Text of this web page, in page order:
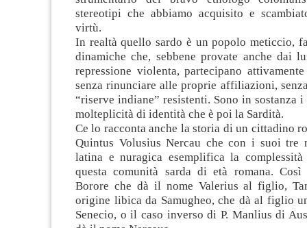
stereotipi che abbiamo acquisito e
virtù.
In realtà quello sardo è un popolo meticcio,
dinamiche che, sebbene provate anche dai
repressione violenta, partecipano
senza rinunciare alle proprie affiliazioni,
“riserve indiane” resistenti. Sono in sostanza
molteplicità di identità che è poi la Sardità.
Ce lo racconta anche la storia di un cittadino
Quintus Volusius Nercau che con i suoi tre
latina e nuragica esemplifica la
questa comunità sarda di età romana.
Borore che dà il nome Valerius al figlio,
origine libica da Samugheo, che dà al figlio
Senecio, o il caso inverso di P. Manlius di